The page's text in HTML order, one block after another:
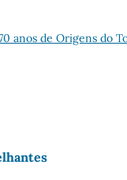
anos de Origens do